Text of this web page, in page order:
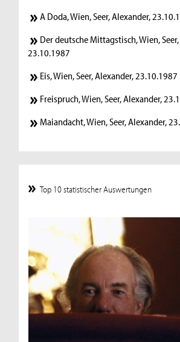
A Doda, Wien, Seer, Alexander,
Der deutsche Mittagstisch, Wien,
23.10.1987
Eis, Wien, Seer, Alexander, 23.10.1987
Freispruch, Wien, Seer, Alexander,
Maiandacht, Wien, Seer, Alexander,
Top 10 statistischer Auswertungen